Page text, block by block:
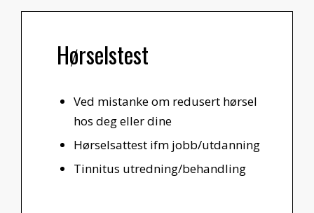
Hørselstest
Ved mistanke om redusert hørsel
hos deg eller dine
Hørselsattest ifm jobb/utdanning
Tinnitus utredning/behandling